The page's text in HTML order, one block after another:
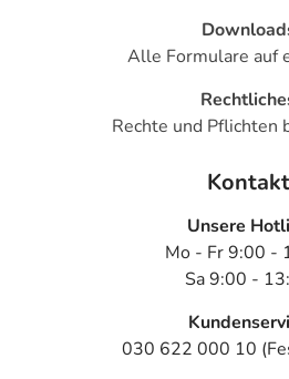
Alle Formulare auf
Rechte und Pflichten
Kontakt
Unsere
Mo - Fr 9:00 -
Sa 9:00 -
030 622 000 10